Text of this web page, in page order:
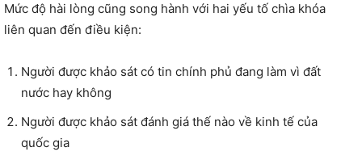
Mức độ hài lòng cũng song hành với hai yếu tố chìa khóa
liên quan đến điều kiện:
Người được khảo sát có tin chính phủ đang làm vì đất
nước hay không
Người được khảo sát đánh giá thế nào về kinh tế của
quốc gia